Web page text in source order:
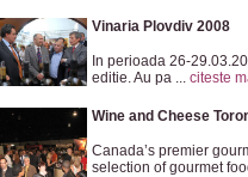
Vinaria Plovdiv 2008
In perioada 26-
editie. Au pa ... citeste
Wine and Cheese
Canada’s premier
selection of gourmet